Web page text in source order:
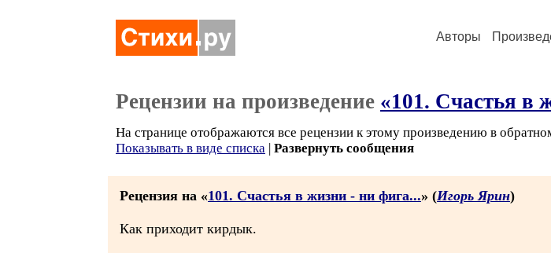
Авторы
Рецензии на произведение «101. Счастья в
На странице отображаются все рецензии к этому произведению в
Показывать в виде списка | Развернуть сообщения
Рецензия на «101. Счастья в жизни - ни фига...» (Игорь Ярин)
Как приходит кирдык.